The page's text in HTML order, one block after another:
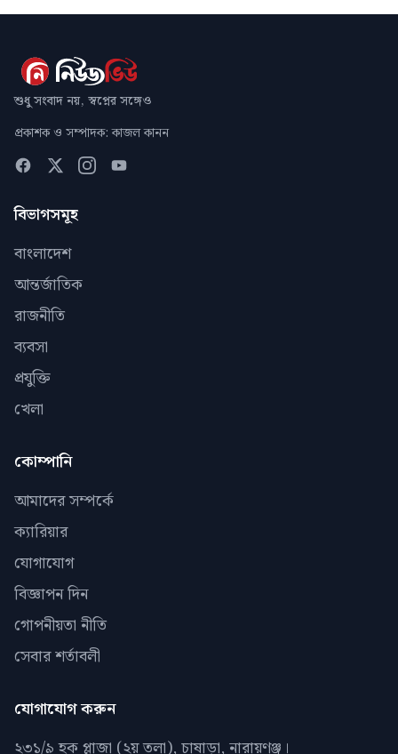
শুধু সংবাদ নয়, স্বপ্নের সঙ্গেও
প্রকাশক ও সম্পাদক: কাজল কানন
বিভাগসমূহ
বাংলাদেশ
আন্তর্জাতিক
রাজনীতি
ব্যবসা
প্রযুক্তি
খেলা
কোম্পানি
আমাদের সম্পর্কে
ক্যারিয়ার
যোগাযোগ
বিজ্ঞাপন দিন
গোপনীয়তা নীতি
সেবার শর্তাবলী
যোগাযোগ করুন
২৩১/৯ হক প্লাজা (২য় তলা), চাষাড়া, নারায়ণঞ্জ।